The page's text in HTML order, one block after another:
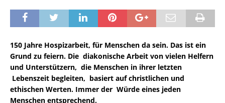
150 Jahre Hospizarbeit, für Menschen da sein. Das ist ein
Grund zu feiern. Die diakonische Arbeit von vielen Helfern
und Unterstützern, die Menschen in ihrer letzten
Lebenszeit begleiten, basiert auf christlichen und
ethischen Werten. Immer der Würde eines jeden
Menschen entsprechend.